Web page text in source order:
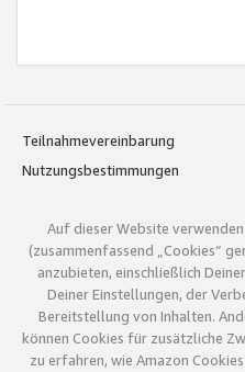
Teilnahmevereinbarung
Nutzungsbestimmungen
Auf dieser Website
(zusammenfassend „Cookies“
anzubieten, einschließlich
Deiner Einstellungen, der
Bereitstellung von Inhalten.
können Cookies für zusätzliche
zu erfahren, wie Amazon